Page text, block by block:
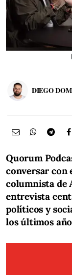
DIEGO
Quorum
conversar con
columnista de
entrevista
políticos y
los últimos